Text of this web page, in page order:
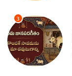
3